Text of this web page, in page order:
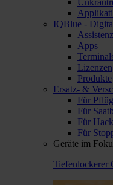
IQBlue -
Apps
Lizenzen
Produkte
Ersatz- &
Für
Für
Für
Für
Geräte im
Tiefenlockerer